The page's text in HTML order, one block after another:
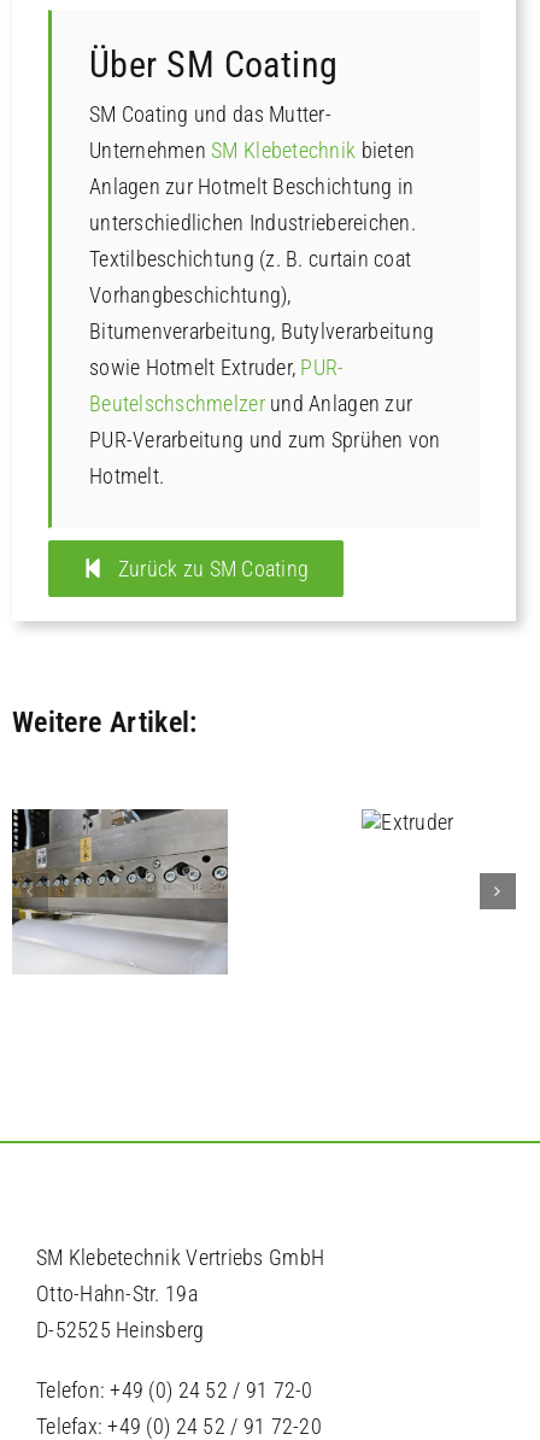
Über SM Coating
SM Coating und das Mutter-
UnternehmenSM Klebetechnik bieten
Anlagen zur Hotmelt Beschichtung in
unterschiedlichen Industriebereichen.
Textilbeschichtung (z. B. curtain coat
Vorhangbeschichtung),
Bitumenverarbeitung, Butylverarbeitung
sowie Hotmelt Extruder, PUR-
Beutelschschmelzerund Anlagen zur
PUR-Verarbeitung und zum Sprühen von
Hotmelt.
Zurück zu SM Coating
Weitere Artikel:
SM Klebetechnik Vertriebs GmbH
Otto-Hahn-Str. 19a
D-52525 Heinsberg
Telefon: +49 (0) 24 52 / 91 72-0
Telefax: +49 (0) 24 52 / 91 72-20